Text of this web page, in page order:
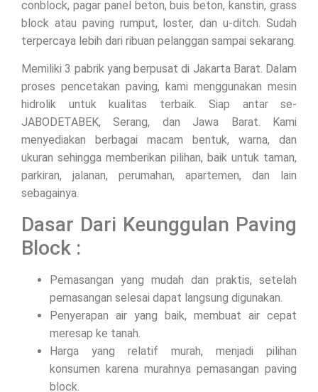
conblock, pagar panel beton, buis beton, kanstin, grass
block atau paving rumput, loster, dan u-ditch. Sudah
terpercaya lebih dari ribuan pelanggan sampai sekarang.
Memiliki 3 pabrik yang berpusat di Jakarta Barat. Dalam
proses pencetakan paving, kami menggunakan mesin
hidrolik untuk kualitas terbaik. Siap antar se-
JABODETABEK, Serang, dan Jawa Barat. Kami
menyediakan berbagai macam bentuk, warna, dan
ukuran sehingga memberikan pilihan, baik untuk taman,
parkiran, jalanan, perumahan, apartemen, dan lain
sebagainya.
Dasar Dari Keunggulan Paving
Block :
Pemasangan yang mudah dan praktis, setelah
pemasangan selesai dapat langsung digunakan.
Penyerapan air yang baik, membuat air cepat
meresap ke tanah.
Harga yang relatif murah, menjadi pilihan
konsumen karena murahnya pemasangan paving
block.